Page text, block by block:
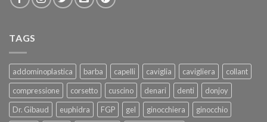
TAGS
addominoplastica barba capelli caviglia cavigliera
collant
compressione
corsetto cuscino denari denti
donjoy
Dr. Gibaud
euphidra FGP gel ginocchiera
ginocchio